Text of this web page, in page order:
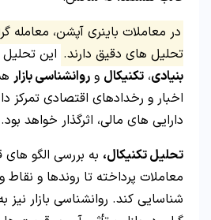
در معاملات باینری آپشن، معامله
تحلیل های دقیق دارند. این
بنیادی، تکنیکال و روانشناسی بازار
اخبار و رخدادهای اقتصادی تمرکز
دارایی های مالی، اثرگذار خواهد بود.
تحلیل تکنیکال، به بررسی الگو
معاملات پرداخته تا روندها و نقاط
شناسایی کند. روانشناسی بازار نیز